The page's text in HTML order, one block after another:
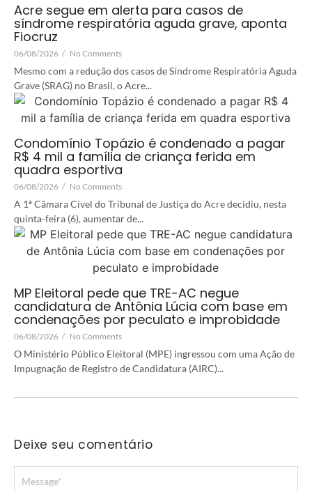
Acre segue em alerta para casos de
síndrome respiratória aguda grave, aponta
Fiocruz
06/08/2026 / No Comments
Mesmo com a redução dos casos de Síndrome Respiratória Aguda
Grave (SRAG) no Brasil, o Acre...
Condomínio Topázio é condenado a pagar
R$ 4 mil a família de criança ferida em
quadra esportiva
06/08/2026 / No Comments
A 1ª Câmara Cível do Tribunal de Justiça do Acre decidiu, nesta
quinta-feira (6), aumentar de...
MP Eleitoral pede que TRE-AC negue
candidatura de Antônia Lúcia com base em
condenações por peculato e improbidade
06/08/2026 / No Comments
O Ministério Público Eleitoral (MPE) ingressou com uma Ação de
Impugnação de Registro de Candidatura (AIRC)...
Deixe seu comentário